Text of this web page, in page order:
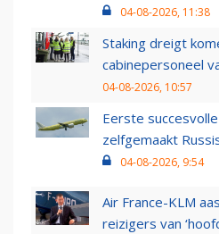
04-08-2026, 11:38
Staking dreigt
cabinepersoneel
04-08-2026, 10:57
Eerste
zelfgemaakt
04-08-2026, 9:54
Air France-KLM
reizigers van